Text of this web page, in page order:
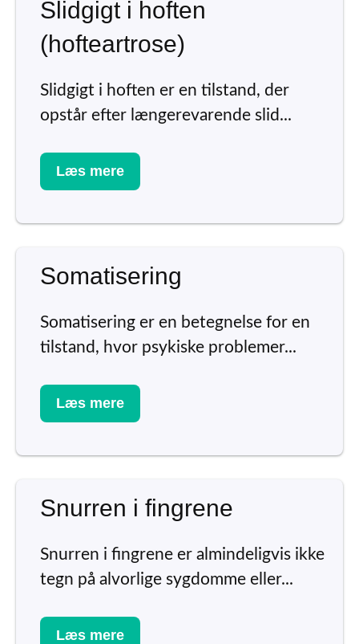
Slidgigt i hoften
(hofteartrose)
Slidgigt i hoften er en tilstand, der
opstår efter længerevarende slid...
Læs mere
Somatisering
Somatisering er en betegnelse for en
tilstand, hvor psykiske problemer...
Læs mere
Snurren i fingrene
Snurren i fingrene er almindeligvis ikke
tegn på alvorlige sygdomme eller...
Læs mere